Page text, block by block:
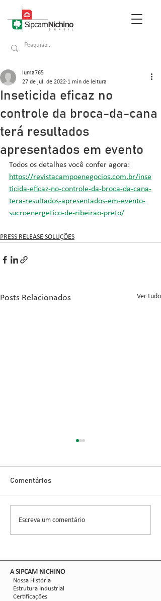
Inseticida eficaz no
controle da broca-da-cana
terá resultados
apresentados em evento
luma765
27 de jul. de 2022 1 min de leitura
Todos os detalhes você confer agora:
https://revistacampoenegocios.com.br/inse
ticida-eficaz-no-controle-da-broca-da-cana-
tera-resultados-apresentados-em-evento-
sucroenergetico-de-ribeirao-preto/
PRESS RELEASE SOLUÇÕES
Posts Relacionados Ver tudo
Nova safra de milho:
como mitigar as perdas
Comentários
Escreva um comentário
​A SIPCAM NICHINO
Nossa História
Estrutura Industrial
Certificações